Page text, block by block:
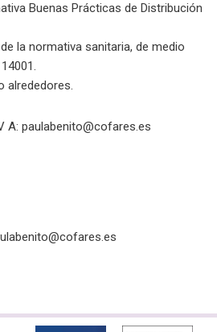
Buenas Prácticas de Distribución
la normativa sanitaria, de medio
alrededores.
A: paulabenito@cofares.es